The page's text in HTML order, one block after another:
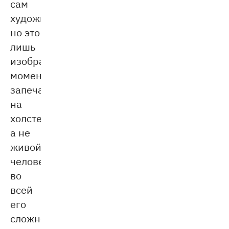
сам
художник,
но это
лишь
изображение,
момент,
запечатлённый
на
холсте,
а не
живой
человек
во
всей
его
сложности.